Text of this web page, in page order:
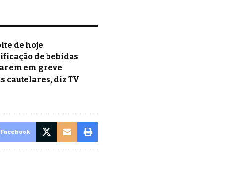
de hoje
de bebidas
em greve
cautelares, diz TV
Facebook